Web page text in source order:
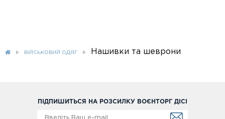
ВІЙСЬКОВИЙ ОДЯГ Нашивки та шеврони
ПІДПИШИТЬСЯ НА РОЗСИЛКУ ВОЄНТОРГ ДІСІ